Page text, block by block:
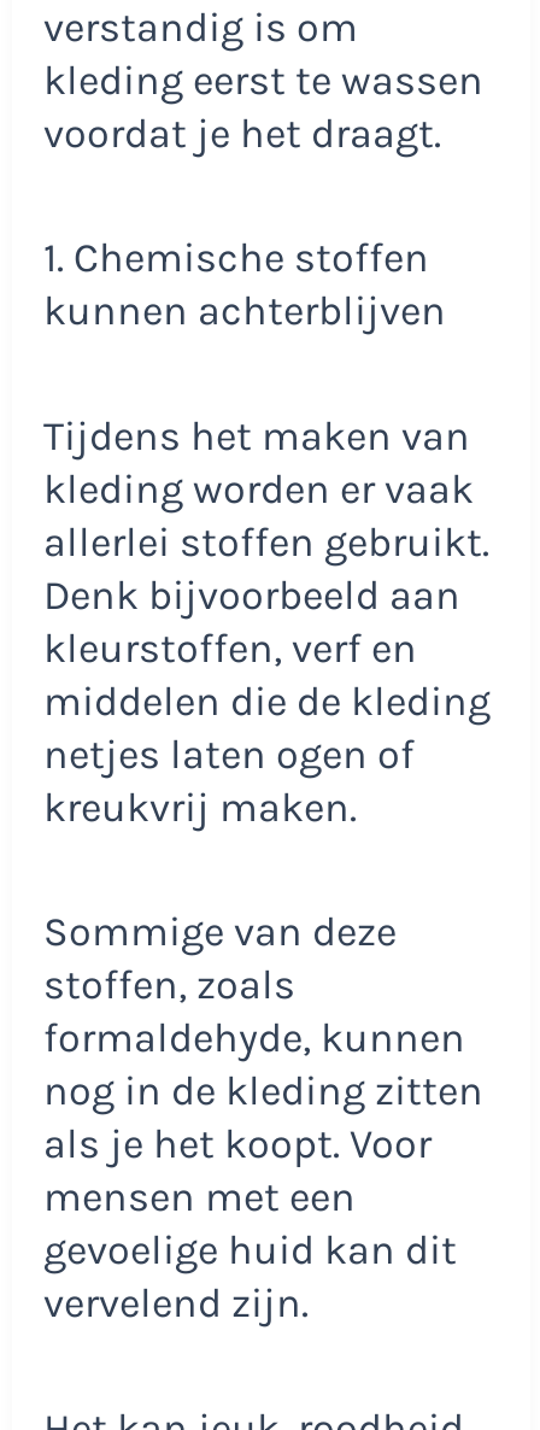
verstandig is om
kleding eerst te wassen
voordat je het draagt.
1. Chemische stoffen
kunnen achterblijven
Tijdens het maken van
kleding worden er vaak
allerlei stoffen gebruikt.
Denk bijvoorbeeld aan
kleurstoffen, verf en
middelen die de kleding
netjes laten ogen of
kreukvrij maken.
Sommige van deze
stoffen, zoals
formaldehyde, kunnen
nog in de kleding zitten
als je het koopt. Voor
mensen met een
gevoelige huid kan dit
vervelend zijn.